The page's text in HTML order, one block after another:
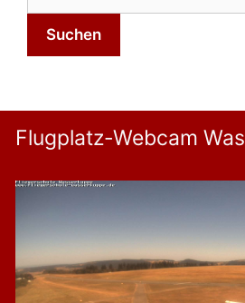
nach:
Flugplatz-Webcam